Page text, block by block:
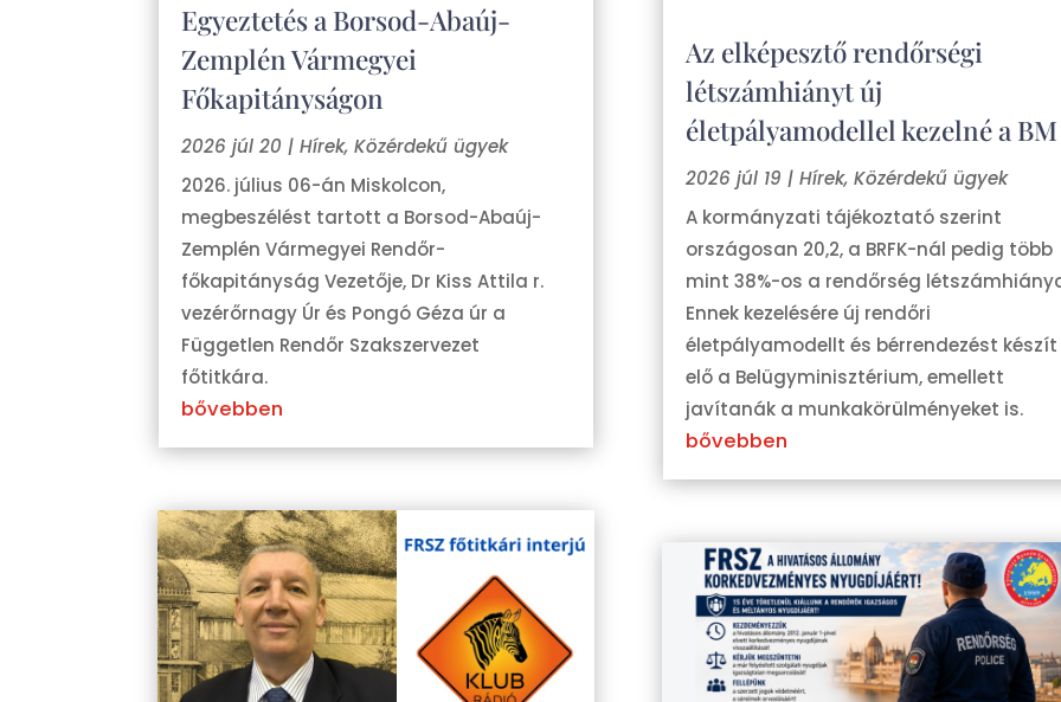
Egyeztetés a Borsod-Abaúj-
Zemplén Vármegyei
Főkapitányságon
2026 júl 20 |Hírek,Közérdekű ügyek
2026. július 06-án Miskolcon,
megbeszélést tartott a Borsod-Abaúj-
Zemplén Vármegyei Rendőr-
főkapitányság Vezetője, Dr Kiss Attila r.
vezérőrnagy Úr és Pongó Géza úr a
Független Rendőr Szakszervezet
főtitkára.
bővebben
Az elképesztő rendőrségi
létszámhiányt új
életpályamodellel kezelné a BM
2026 júl 19 | Hírek, Közérdekű ügyek
A kormányzati tájékoztató szerint
országosan 20,2, a BRFK-nál pedig több
mint 38%-os a rendőrség
Ennek kezelésére új rendőri
életpályamodellt és bérrendezést készít
elő a Belügyminisztérium, emellett
javítanák a munkakörülményeket is.
bővebben